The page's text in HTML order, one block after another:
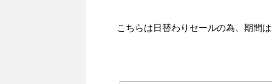
こちらは日替わりセールの為、期間